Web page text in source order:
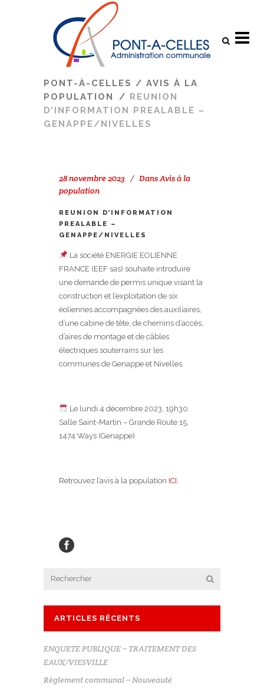
PONT-À-CELLES / AVIS À LA
POPULATION
/ REUNION
D’INFORMATION PREALABLE –
GENAPPE/NIVELLES
28 novembre 2023 DansAvis à la
population
REUNION D’INFORMATION
PREALABLE –
GENAPPE/NIVELLES
La société ENERGIE EOLIENNE
FRANCE (EEF sas) souhaite introduire
une demande de permis unique visant la
construction et l’exploitation de six
éoliennes accompagnées des auxiliaires,
d’une cabine de tête, de chemins d’accès,
d’aires de montage et de câbles
électriques souterrains sur les
communes de Genappe et Nivelles.
Le lundi 4 décembre 2023, 19h30.
Salle Saint-Martin – Grande Route 15,
1474 Ways (Genappe)
Retrouvez l’avis à la population ICI.
ARTICLES RÉCENTS
ENQUETE PUBLIQUE – TRAITEMENT DES
EAUX/VIESVILLE
Règlement communal – Nouveauté